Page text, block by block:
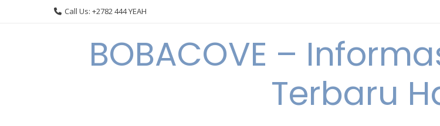
Call Us: +2782 444 YEAH
BOBACOVE –
Terbaru